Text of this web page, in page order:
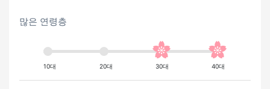
많은 연령층
10대 20대 30대 40대